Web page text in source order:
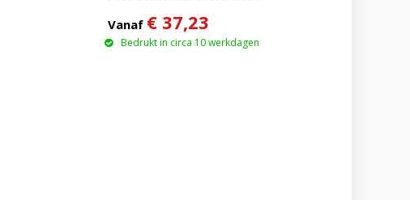
Vanaf € 37,23
Bedrukt in circa 10 werkdagen